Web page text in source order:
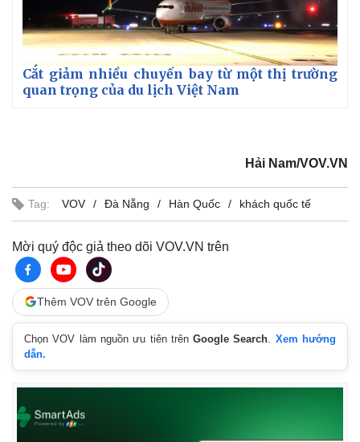
Cắt giảm nhiều chuyến bay từ một thị trường
quan trọng của du lịch Việt Nam
Hải Nam/VOV.VN
Tag: VOV Đà Nẵng Hàn Quốc khách quốc tế
Mời quý độc giả theo dõi VOV.VN trên
Thêm VOV trên Google
Chọn VOV làm nguồn ưu tiên trênGoogle Search
Xem hướng
dẫn.